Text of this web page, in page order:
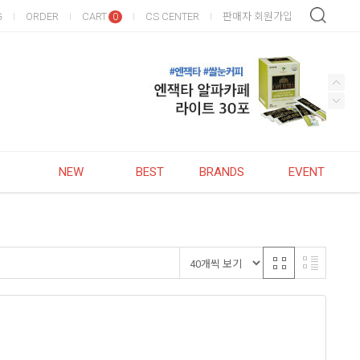
ORDER CART 0 CS CENTER 판매자 회원가입
NEW BEST BRANDS EVENT